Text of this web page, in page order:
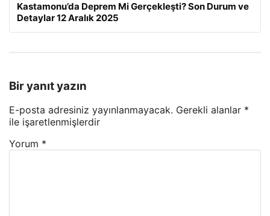
Kastamonu’da Deprem Mi Gerçekleşti? Son Durum ve
Detaylar 12 Aralık 2025
Bir yanıt yazın
E-posta adresiniz yayınlanmayacak. Gerekli alanlar *
ile işaretlenmişlerdir
Yorum *